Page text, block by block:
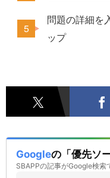
問題の詳細を
ップ
Googleの「優先ソ
SBAPPの記事がGoogle検索